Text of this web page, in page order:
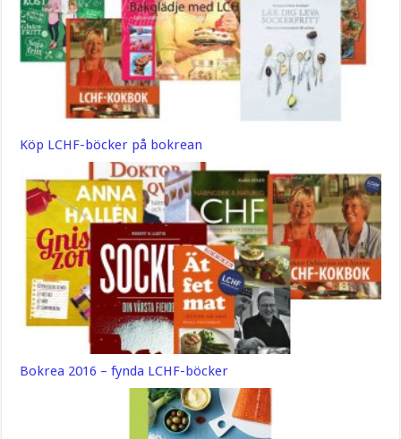
Köp LCHF-böcker på bokrean
Bokrea 2016 – fynda LCHF-böcker